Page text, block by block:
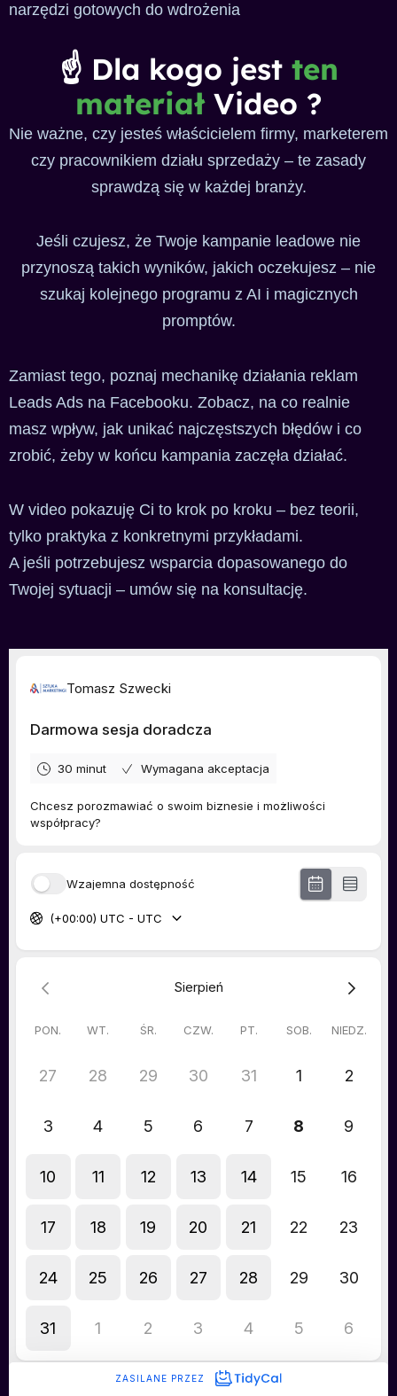
narzędzi gotowych do wdrożenia
☝️ Dla kogo jest ten
materiałVideo ?
Nie ważne, czy jesteś właścicielem firmy, marketerem
czy pracownikiem działu sprzedaży – te zasady
sprawdzą się w każdej branży.
Jeśli czujesz, że Twoje kampanie leadowe nie
przynoszą takich wyników, jakich oczekujesz – nie
szukaj kolejnego programu z AI i magicznych
promptów.
Zamiast tego, poznaj mechanikę działania reklam
Leads Ads na Facebooku. Zobacz, na co realnie
masz wpływ, jak unikać najczęstszych błędów i co
zrobić, żeby w końcu kampania zaczęła działać.
W video pokazuję Ci to krok po kroku – bez teorii,
tylko praktyka z konkretnymi przykładami.
A jeśli potrzebujesz wsparcia dopasowanego do
Twojej sytuacji – umów się na konsultację.